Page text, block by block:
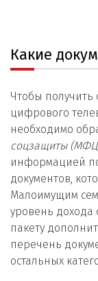
Какие
Чтобы
цифрового
необходимо
соцзащиты
информацией по
документов,
Малоимущим
уровень дохода
пакету
перечень
остальных